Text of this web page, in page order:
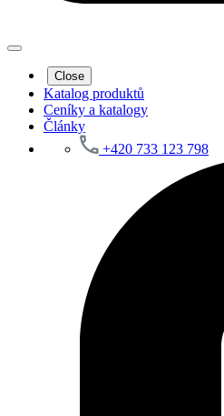
Close
Katalog produktů
Ceníky a katalogy
Články
+420 733 123 798